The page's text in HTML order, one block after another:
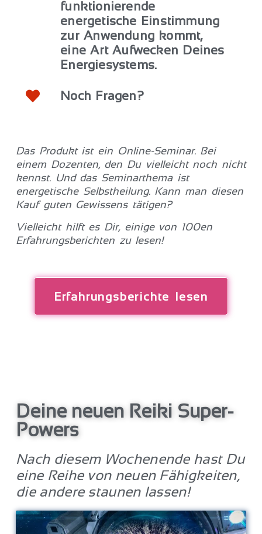
funktionierende
energetische Einstimmung
zur Anwendung kommt,
eine Art Aufwecken Deines
Energiesystems.
Noch Fragen?
Das Produkt ist ein Online-Seminar. Bei
einem Dozenten, den Du vielleicht noch nicht
kennst. Und das Seminarthema ist
energetische Selbstheilung. Kann man diesen
Kauf guten Gewissens tätigen?
Vielleicht hilft es Dir, einige von 100en
Erfahrungsberichten zu lesen!
Erfahrungsberichte lesen
Deine neuen Reiki Super-
Powers
Nach diesem Wochenende hast Du
eine Reihe von neuen Fähigkeiten,
die andere staunen lassen!